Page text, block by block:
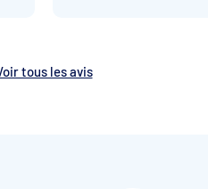
tous les avis